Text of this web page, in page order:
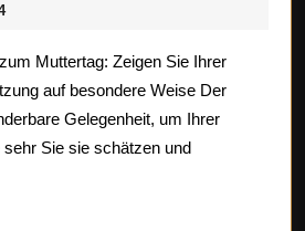
Muttertag: Zeigen Sie Ihrer
auf besondere Weise Der
Gelegenheit, um Ihrer
Sie sie schätzen und